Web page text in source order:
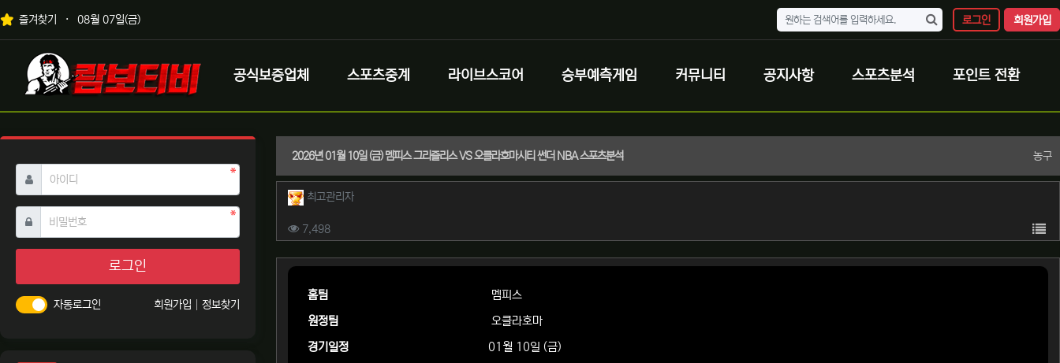
상단 네비
즐겨찾기 08월 07일(금) 로그인 회원가입
메인 메뉴
로고
공식보증업체 스포츠중계 라이브스코어 승부예측게임 커뮤니티 공지사항 스포츠분석 포인트 전환
2026년 01월 10일 (금) 멤피스 그리즐리스 VS 오클라호마시티 썬더 NBA 스포츠분석 농구
작성자 정보
최고관리자작성
컨텐츠 정보
7,498조회 목
본문
홈팀
멤피스
원정팀
오클라호마
경기일정
01월 10일 (금)
아이디 필수
비밀번호필수
로그인
자동로그인 회원가입 정보찾기